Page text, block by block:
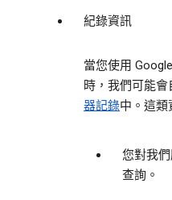
紀錄資訊
當您使用
時，我們可能
器記錄中。這類
您對我
查詢。